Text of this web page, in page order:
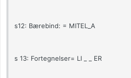
s12: Bærebind: = MITEL_A
s 13: Fortegnelser= LI _ _ ER